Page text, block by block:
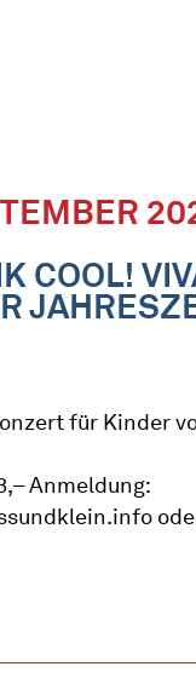
COOL!
für Kinder
Anmeldung: